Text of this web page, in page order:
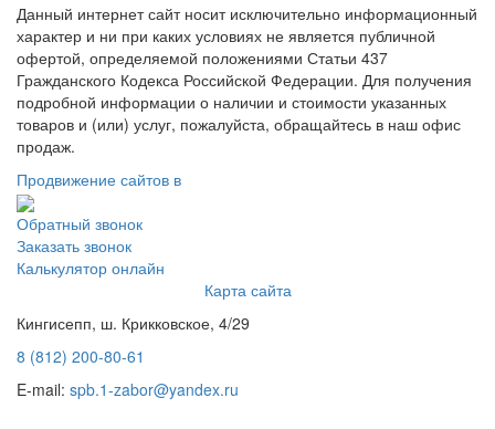
Данный интернет сайт носит исключительно информационный
характер и ни при каких условиях не является публичной
офертой, определяемой положениями Статьи 437
Гражданского Кодекса Российской Федерации. Для получения
подробной информации о наличии и стоимости указанных
товаров и (или) услуг, пожалуйста, обращайтесь в наш офис
продаж.
Продвижение сайтов в
Обратный звонок
Заказать звонок
Калькулятор онлайн
Карта сайта
Кингисепп, ш. Крикковское, 4/29
8 (812) 200-80-61
E-mail: spb.1-zabor@yandex.ru